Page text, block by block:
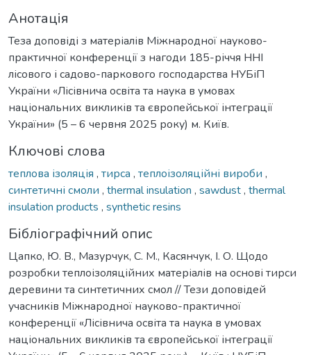
Анотація
Теза доповіді з матеріалів Міжнародної науково-
практичної конференції з нагоди 185-річчя ННІ
лісового і садово-паркового господарства НУБіП
України «Лісівнича освіта та наука в умовах
національних викликів та європейської інтеграції
України» (5 – 6 червня 2025 року) м. Київ.
Ключові слова
теплова ізоляція , тирса , теплоізоляційні вироби ,
синтетичні смоли , thermal insulation , sawdust, thermal
insulation products , synthetic resins
Бібліографічний опис
Цапко, Ю. В., Мазурчук, С. М., Касянчук, І. О. Щодо
розробки теплоізоляційних матеріалів на основі тирси
деревини та синтетичних смол // Тези доповідей
учасників Міжнародної науково-практичної
конференції «Лісівнича освіта та наука в умовах
національних викликів та європейської інтеграції